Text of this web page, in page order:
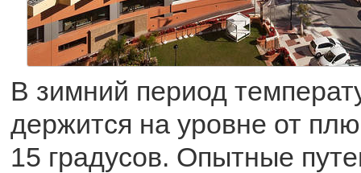
В зимний период
держится на уровне от
15 градусов. Опытные